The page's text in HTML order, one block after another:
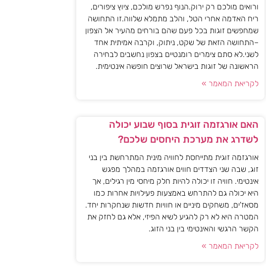
ורואים מולכם רק ירוק.הנוף נפרש מולכם, ציוץ ציפורים,
ריח האדמה אחרי הטל, והלב מתמלא שלווה.זו התחושה
שמחפשים זוגות בכל פעם שהם בורחים מהעיר אל הצפון
–התחושה הזאת של שקט, ניתוק, וקרבה אמיתית אחד
לשני.לא סתם צימרים רומנטיים בצפון נחשבים לבחירה
הראשונה של זוגות בישראל שרוצים חופשה אינטימית.
לקריאת המאמר »
האם אורגזמה זוגית בסוף שבוע יכולה
לשדרג את מערכת היחסים שלכם?
אורגזמה זוגית מתייחסת לחוויה מינית המתרחשת בין בני
זוג, שבה שני הצדדים חווים אורגזמה במהלך מפגש
אינטימי. חוויה זו יכולה להיות חלק מיחסי מין רגילים, אך
היא יכולה גם להתרחש באמצעות פעילויות אחרות כמו
מסאז'ים, משחקים מיניים או חוויות חדשות שנחקרות יחד.
המטרה היא לא רק להגיע לשיא הפיזי, אלא גם לחזק את
הקשר הרגשי והאינטימי בין בני הזוג.
לקריאת המאמר »